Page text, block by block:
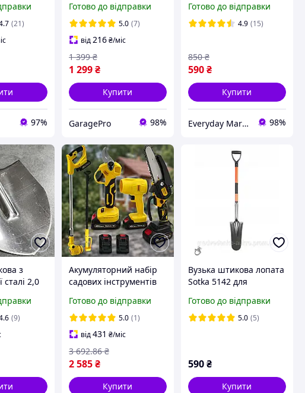
(21)
97%
(1003455 / 1066716)
Готово до відправки
5.0 (7)
від216 ₴/міс
1 299 ₴
1 399 ₴
Купити
GaragePro 98%
високовуглецевої сталі
Готово до відправки
4.9 (15)
590₴
850 ₴
Купити
Everyday Market 98%
з
2,0
(9)
Акумуляторний набір
садових інструментів
Повітродув / Тример /
Набір для саду /
Секатор / Ланцюгова
пилка
Готово до відправки
5.0 (1)
від431 ₴/міс
2 585 ₴
3 692.86 ₴
Купити
Вузька штикова лопата
Sotka 5142 для
роботи в саду та на
дачі
Готово до відправки
5.0 (5)
590₴
Купити